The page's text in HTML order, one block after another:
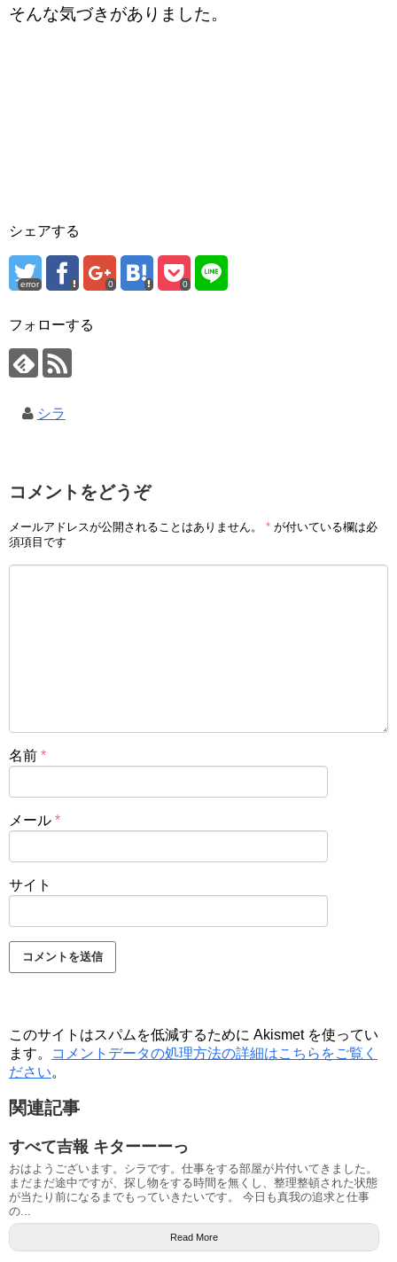
そんな気づきがありました。
シェアする
error 0 0
フォローする
シラ
コメントをどうぞ
メールアドレスが公開されることはありません。 * が付いている欄は必
須項目です
名前 *
メール *
サイト
このサイトはスパムを低減するために Akismet を使ってい
ます。
コメントデータの処理方法の詳細はこちらをご覧く
ださい。
関連記事
すべて吉報 キターーーっ
おはようございます。シラです。仕事をする部屋が片付いてきました。
まだまだ途中ですが、探し物をする時間を無くし、整理整頓された状態
が当たり前になるまでもっていきたいです。 今日も真我の追求と仕事
の...
Read More